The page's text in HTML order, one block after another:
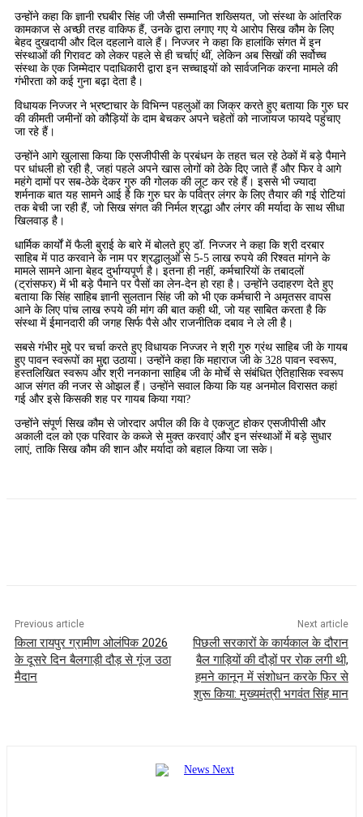
उन्होंने कहा कि ज्ञानी रघबीर सिंह जी जैसी सम्मानित शख्सियत, जो संस्था के आंतरिक
कामकाज से अच्छी तरह वाकिफ हैं, उनके द्वारा लगाए गए ये आरोप सिख कौम के लिए
बेहद दुखदायी और दिल दहलाने वाले हैं। निज्जर ने कहा कि हालांकि संगत में इन
संस्थाओं की गिरावट को लेकर पहले से ही चर्चाएं थीं, लेकिन अब सिखों की सर्वोच्च
संस्था के एक जिम्मेदार पदाधिकारी द्वारा इन सच्चाइयों को सार्वजनिक करना मामले की
गंभीरता को कई गुना बढ़ा देता है।
विधायक निज्जर ने भ्रष्टाचार के विभिन्न पहलुओं का जिक्र करते हुए बताया कि गुरु घर
की कीमती जमीनों को कौड़ियों के दाम बेचकर अपने चहेतों को नाजायज फायदे पहुंचाए
जा रहे हैं।
उन्होंने आगे खुलासा किया कि एसजीपीसी के प्रबंधन के तहत चल रहे ठेकों में बड़े पैमाने
पर धांधली हो रही है, जहां पहले अपने खास लोगों को ठेके दिए जाते हैं और फिर वे आगे
महंगे दामों पर सब-ठेके देकर गुरु की गोलक की लूट कर रहे हैं। इससे भी ज्यादा
शर्मनाक बात यह सामने आई है कि गुरु घर के पवित्र लंगर के लिए तैयार की गई रोटियां
तक बेची जा रही हैं, जो सिख संगत की निर्मल श्रद्धा और लंगर की मर्यादा के साथ सीधा
खिलवाड़ है।
धार्मिक कार्यों में फैली बुराई के बारे में बोलते हुए डॉ. निज्जर ने कहा कि श्री दरबार
साहिब में पाठ करवाने के नाम पर श्रद्धालुओं से 5-5 लाख रुपये की रिश्वत मांगने के
मामले सामने आना बेहद दुर्भाग्यपूर्ण है। इतना ही नहीं, कर्मचारियों के तबादलों
(ट्रांसफर) में भी बड़े पैमाने पर पैसों का लेन-देन हो रहा है। उन्होंने उदाहरण देते हुए
बताया कि सिंह साहिब ज्ञानी सुलतान सिंह जी को भी एक कर्मचारी ने अमृतसर वापस
आने के लिए पांच लाख रुपये की मांग की बात कही थी, जो यह साबित करता है कि
संस्था में ईमानदारी की जगह सिर्फ पैसे और राजनीतिक दबाव ने ले ली है।
सबसे गंभीर मुद्दे पर चर्चा करते हुए विधायक निज्जर ने श्री गुरु ग्रंथ साहिब जी के गायब
हुए पावन स्वरूपों का मुद्दा उठाया। उन्होंने कहा कि महाराज जी के 328 पावन स्वरूप,
हस्तलिखित स्वरूप और श्री ननकाना साहिब जी के मोर्चे से संबंधित ऐतिहासिक स्वरूप
आज संगत की नजर से ओझल हैं। उन्होंने सवाल किया कि यह अनमोल विरासत कहां
गई और इसे किसकी शह पर गायब किया गया?
उन्होंने संपूर्ण सिख कौम से जोरदार अपील की कि वे एकजुट होकर एसजीपीसी और
अकाली दल को एक परिवार के कब्जे से मुक्त करवाएं और इन संस्थाओं में बड़े सुधार
लाएं, ताकि सिख कौम की शान और मर्यादा को बहाल किया जा सके।
Previous article
किला रायपुर ग्रामीण ओलंपिक 2026
के दूसरे दिन बैलगाड़ी दौड़ से गूंज उठा
मैदान
Next article
पिछली सरकारों के कार्यकाल के दौरान
बैल गाड़ियों की दौड़ों पर रोक लगी थी,
हमने कानून में संशोधन करके फिर से
शुरू किया: मुख्यमंत्री भगवंत सिंह मान